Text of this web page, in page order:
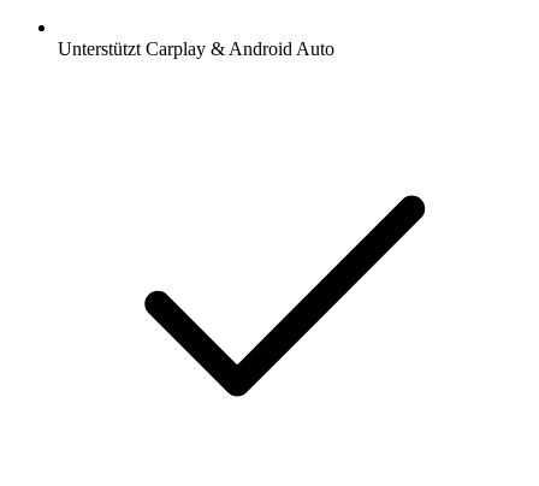
Unterstützt Carplay & Android Auto